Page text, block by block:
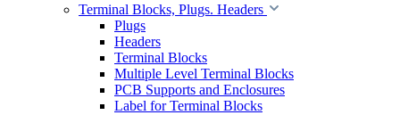
Terminal Blocks, Plugs. Headers
Plugs
Headers
Terminal Blocks
Multiple Level Terminal Blocks
PCB Supports and Enclosures
Label for Terminal Blocks